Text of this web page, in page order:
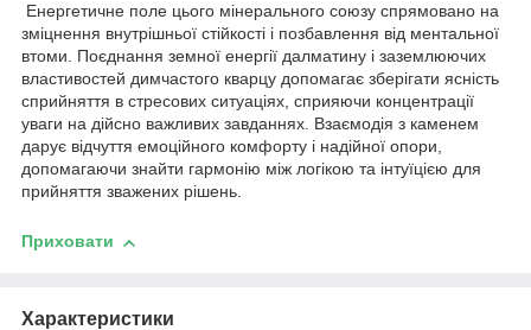
Енергетичне поле цього мінерального союзу спрямовано на
зміцнення внутрішньої стійкості і позбавлення від ментальної
втоми. Поєднання земної енергії далматину і заземлюючих
властивостей димчастого кварцу допомагає зберігати ясність
сприйняття в стресових ситуаціях, сприяючи концентрації
уваги на дійсно важливих завданнях. Взаємодія з каменем
дарує відчуття емоційного комфорту і надійної опори,
допомагаючи знайти гармонію між логікою та інтуїцією для
прийняття зважених рішень.
Приховати
Характеристики